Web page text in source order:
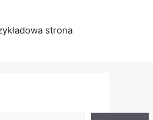
strona